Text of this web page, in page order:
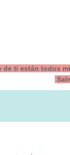
de ti están todos